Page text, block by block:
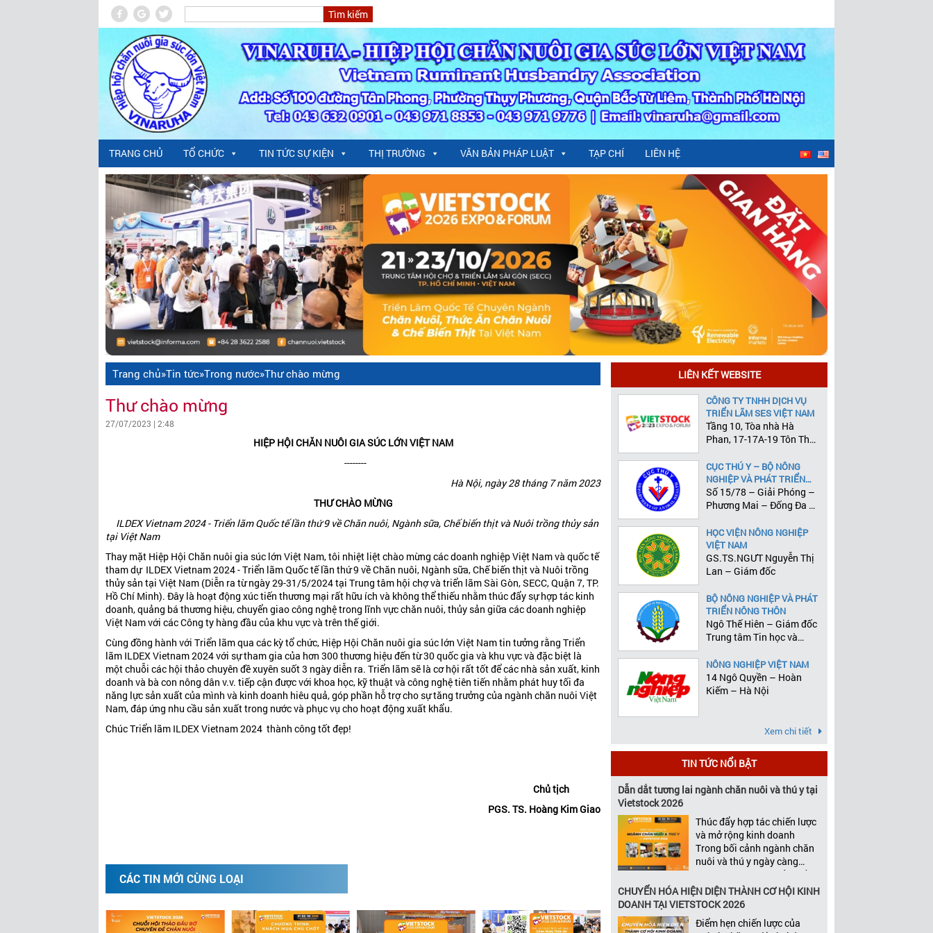
TRANG CHỦ TỔ CHỨC TIN TỨC SỰ KIỆN THỊ TRƯỜNG VĂN BẢN PHÁP LUẬT TẠP CHÍ LIÊN HỆ
Trang chủ»Tin tức»Trong nước»Thư chào mừng
Thư chào mừng
27/07/2023 | 2:48
HIỆP HỘI CHĂN NUÔI GIA SÚC LỚN VIỆT NAM
--------
Hà Nội, ngày 28 tháng 7 năm 2023
THƯ CHÀO MỪNG
ILDEX Vietnam 2024 - Triển lãm Quốc tế lần thứ 9 về Chăn nuôi, Ngành sữa, Chế biến thịt và Nuôi trồng thủy sản
tại Việt Nam
Thay mặt Hiệp Hội Chăn nuôi gia súc lớn Việt Nam, tôi nhiệt liệt chào mừng các doanh nghiệp Việt Nam và quốc tế
tham dự ILDEX Vietnam 2024 - Triển lãm Quốc tế lần thứ 9 về Chăn nuôi, Ngành sữa, Chế biến thịt và Nuôi trồng
thủy sản tại Việt Nam (Diễn ra từ ngày 29-31/5/2024 tại Trung tâm hội chợ và triển lãm Sài Gòn, SECC, Quận 7, TP.
Hồ Chí Minh). Đây là hoạt động xúc tiến thương mại rất hữu ích và không thể thiếu nhằm thúc đẩy sự hợp tác kinh
doanh, quảng bá thương hiệu, chuyển giao công nghệ trong lĩnh vực chăn nuôi, thủy sản giữa các doanh nghiệp
Việt Nam với các Công ty hàng đầu của khu vực và trên thế giới.
Cùng đồng hành với Triển lãm qua các kỳ tổ chức, Hiệp Hội Chăn nuôi gia súc lớn Việt Nam tin tưởng rằng Triển
lãm ILDEX Vietnam 2024 với sự tham gia của hơn 300 thương hiệu đến từ 30 quốc gia và khu vực và đặc biệt là
một chuỗi các hội thảo chuyên đề xuyên suốt 3 ngày diễn ra. Triển lãm sẽ là cơ hội rất tốt để các nhà sản xuất, kinh
doanh và bà con nông dân v.v. tiếp cận được với khoa học, kỹ thuật và công nghệ tiên tiến nhằm phát huy tối đa
năng lực sản xuất của mình và kinh doanh hiêu quả, góp phần hỗ trợ cho sự tăng trưởng của ngành chăn nuôi Việt
Nam, đáp ứng nhu cầu sản xuất trong nước và phục vụ cho hoạt động xuất khẩu.
Chúc Triển lãm ILDEX Vietnam 2024 thành công tốt đẹp!
Chủ tịch
PGS. TS. Hoàng Kim Giao
CÁC TIN MỚI CÙNG LOẠI
LIÊN KẾT WEBSITE
CÔNG TY TNHH DỊCH VỤ
TRIỂN LÃM SES VIỆT NAM
Tầng 10, Tòa nhà Hà
Phan, 17-17A-19 Tôn Thất
Lão, Quận 1, Tp.HCM
CỤC THÚ Y – BỘ NÔNG
NGHIỆP VÀ PHÁT TRIỂN
NÔNG THÔN
Số 15/78 – Giải Phóng –
Phương Mai – Đống Đa –
HỌC VIỆN NÔNG NGHIỆP
VIỆT NAM
GS.TS.NGƯT Nguyễn Thị
Lan – Giám đốc
BỘ NÔNG NGHIỆP VÀ PHÁT
TRIỂN NÔNG THÔN
Ngô Thế Hiên – Giám đốc
Trung tâm Tin học và
NÔNG NGHIỆP VIỆT NAM
14 Ngô Quyền – Hoàn
Kiếm – Hà Nội
Xem chi tiết
TIN TỨC NỔI BẬT
Dẫn dắt tương lai ngành chăn nuôi và thú y tại
Vietstock 2026
Thúc đẩy hợp tác chiến lược
và mở rộng kinh doanh
Trong bối cảnh ngành chăn
nuôi và thú y ngày càng
cạnh tranh, tăng trưởng bền
vững không chỉ phụ thuộc
vào chất lượng sản phẩm
còn được thúc đẩy bởi khả
CHUYỂN HÓA HIỆN DIỆN THÀNH CƠ HỘI KINH
DOANH TẠI VIETSTOCK 2026
Điểm hẹn chiến lược của